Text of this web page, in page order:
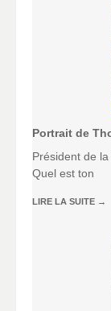
Portrait de
Président de
Quel est ton
LIRE LA SUITE →